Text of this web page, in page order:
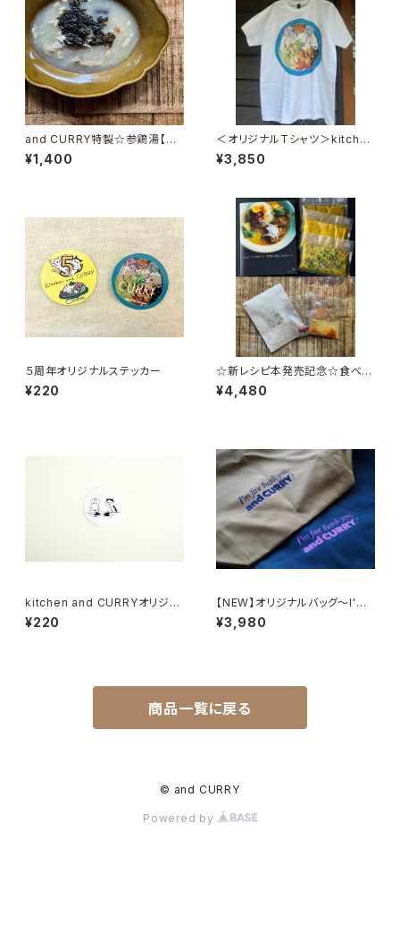
and CURRY特製☆参鶏湯【次
回8/14(金)発送】＜冷凍便＞
¥1,400
＜オリジナルTシャツ＞kitchen
and CURRY
¥3,850
５周年オリジナルステッカー
¥220
☆新レシピ本発売記念☆食べた
い！作りたい！スパイス付き季節
を楽しむ3種の冷凍カレーセット
¥4,480
kitchen and CURRYオリジナ
ルステッカー
¥220
【NEW】オリジナルバッグ〜I'm
fine thank you andCURRY?
¥3,980
商品一覧に戻る
© and CURRY
Powered by